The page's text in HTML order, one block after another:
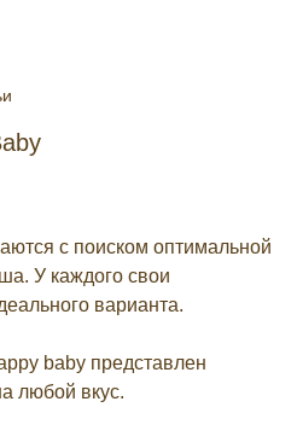
с поиском оптимальной
У каждого свои
варианта.
baby представлен
любой вкус.